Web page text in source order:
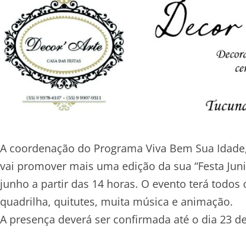
A coordenação do Programa Viva Bem Sua
vai promover mais uma edição da sua “Festa
junho a partir das 14 horas. O evento terá
quadrilha, quitutes, muita música e animação.
A presença deverá ser confirmada até o dia 23